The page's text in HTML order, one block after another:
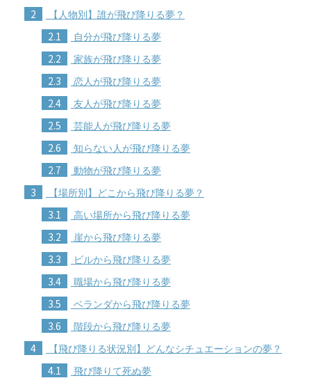
2 【人物別】誰が飛び降りる夢？
2.1 自分が飛び降りる夢
2.2 家族が飛び降りる夢
2.3 恋人が飛び降りる夢
2.4 友人が飛び降りる夢
2.5 芸能人が飛び降りる夢
2.6 知らない人が飛び降りる夢
2.7 動物が飛び降りる夢
3 【場所別】どこから飛び降りる夢？
3.1 高い場所から飛び降りる夢
3.2 崖から飛び降りる夢
3.3 ビルから飛び降りる夢
3.4 職場から飛び降りる夢
3.5 ベランダから飛び降りる夢
3.6 階段から飛び降りる夢
4 【飛び降りる状況別】どんなシチュエーションの夢？
4.1 飛び降りて死ぬ夢